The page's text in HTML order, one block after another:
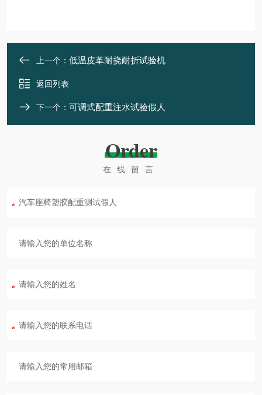
上一个： 低温皮革耐挠耐折试验机
返回列表
下一个： 可调式配重注水试验假人
Order
在线留言